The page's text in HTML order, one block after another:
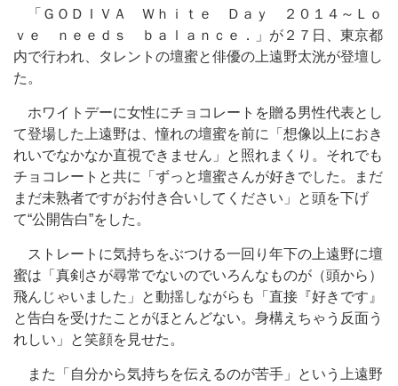
「ＧＯＤＩＶＡ Ｗｈｉｔｅ Ｄａｙ ２０１４～Ｌｏ
ｖｅ ｎｅｅｄｓ ｂａｌａｎｃｅ．」が２７日、東京都
内で行われ、タレントの壇蜜と俳優の上遠野太洸が登壇し
た。
ホワイトデーに女性にチョコレートを贈る男性代表とし
て登場した上遠野は、憧れの壇蜜を前に「想像以上におき
れいでなかなか直視できません」と照れまくり。それでも
チョコレートと共に「ずっと壇蜜さんが好きでした。まだ
まだ未熟者ですがお付き合いしてください」と頭を下げ
て“公開告白”をした。
ストレートに気持ちをぶつける一回り年下の上遠野に壇
蜜は「真剣さが尋常でないのでいろんなものが（頭から）
飛んじゃいました」と動揺しながらも「直接『好きです』
と告白を受けたことがほとんどない。身構えちゃう反面う
れしい」と笑顔を見せた。
また「自分から気持ちを伝えるのが苦手」という上遠野